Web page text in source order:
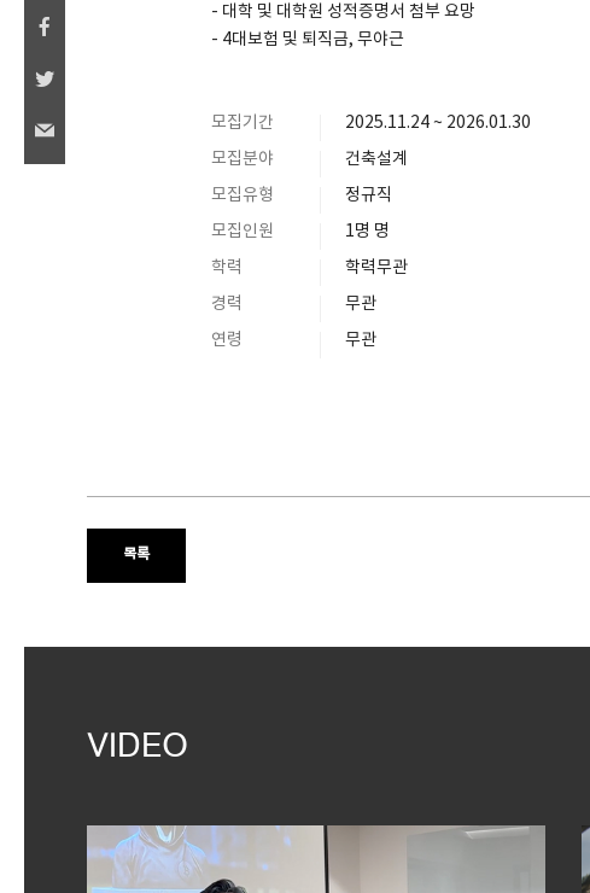
- 대학 및 대학원 성적증명서 첨부 요망
- 4대보험 및 퇴직금, 무야근
모집기간
2025.11.24 ~ 2026.01.30
모집분야
건축설계
모집유형
정규직
모집인원
1명 명
학력
학력무관
경력
무관
연령
무관
목록
VIDEO